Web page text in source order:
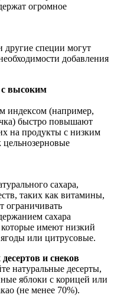
огромное
другие специи могут
добавления
с высоким
индексом (например,
быстро повышают
на продукты с низким
цельнозерновые
сахара,
таких как витамины,
ограничивать
сахара
имеют низкий
или цитрусовые.
и снеков
натуральные десерты,
яблоки с корицей или
(не менее 70%).